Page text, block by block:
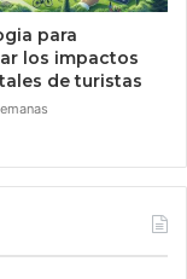
para
los impactos
de turistas